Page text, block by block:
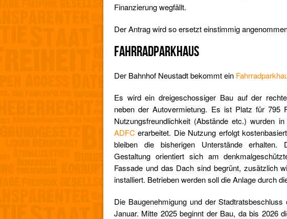
Finanzierung wegfällt.
Der Antrag wird so ersetzt einstimmig
FAHRRADPARKHAUS
Der Bahnhof Neustadt bekommt ein
Es wird ein dreigeschossiger Bau auf der
neben der Autovermietung. Es ist Platz für 795
Nutzungsfreundlichkeit (Abstände etc.) wurden
ADFC erarbeitet. Die Nutzung erfolgt
bleiben die bisherigen Unterstände erhalten.
Gestaltung orientiert sich am
Fassade und das Dach sind begrünt, zusätzlich
installiert. Betrieben werden soll die Anlage durch
Die Baugenehmigung und der
Januar. Mitte 2025 beginnt der Bau, da bis 2026